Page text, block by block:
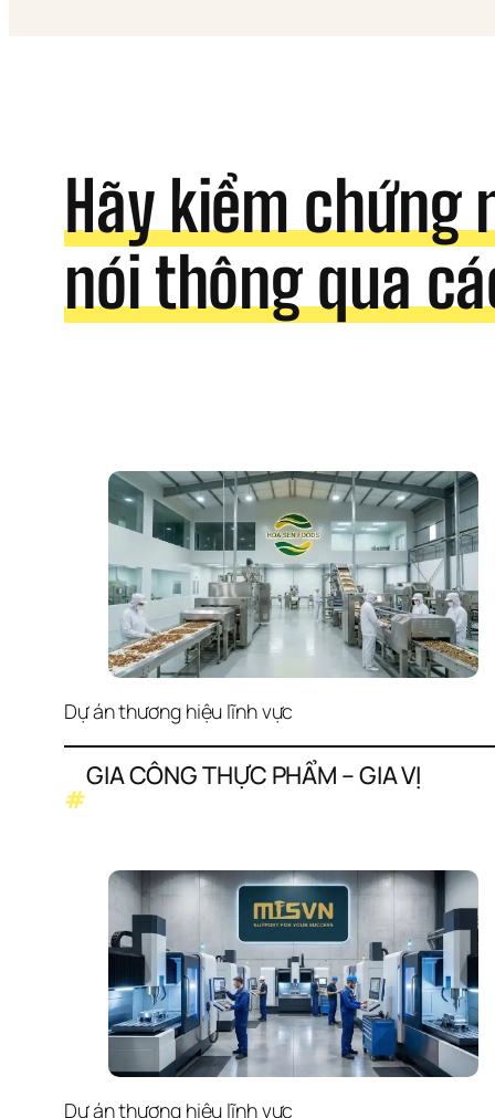
Hãy kiểm chứng
nói thông qua
Dự án thương hiệu lĩnh vực
#
GIA CÔNG THỰC PHẨM – GIA VỊ
Dự án thương hiệu lĩnh vực